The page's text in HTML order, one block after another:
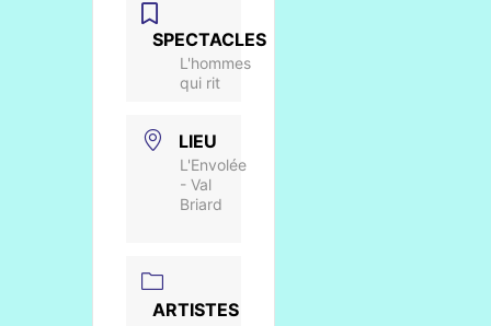
SPECTACLES
L'hommes
qui rit
LIEU
L'Envolée
- Val
Briard
ARTISTES